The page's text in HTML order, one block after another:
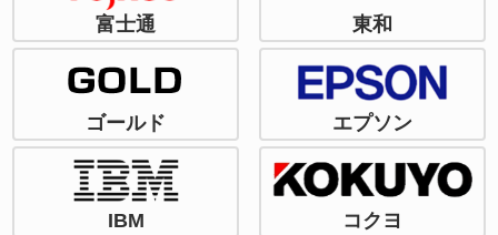
富士通 東和
ゴールド エプソン
IBM コクヨ